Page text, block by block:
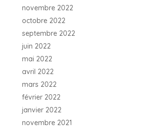
novembre 2022
octobre 2022
septembre 2022
juin 2022
mai 2022
avril 2022
mars 2022
février 2022
janvier 2022
novembre 2021